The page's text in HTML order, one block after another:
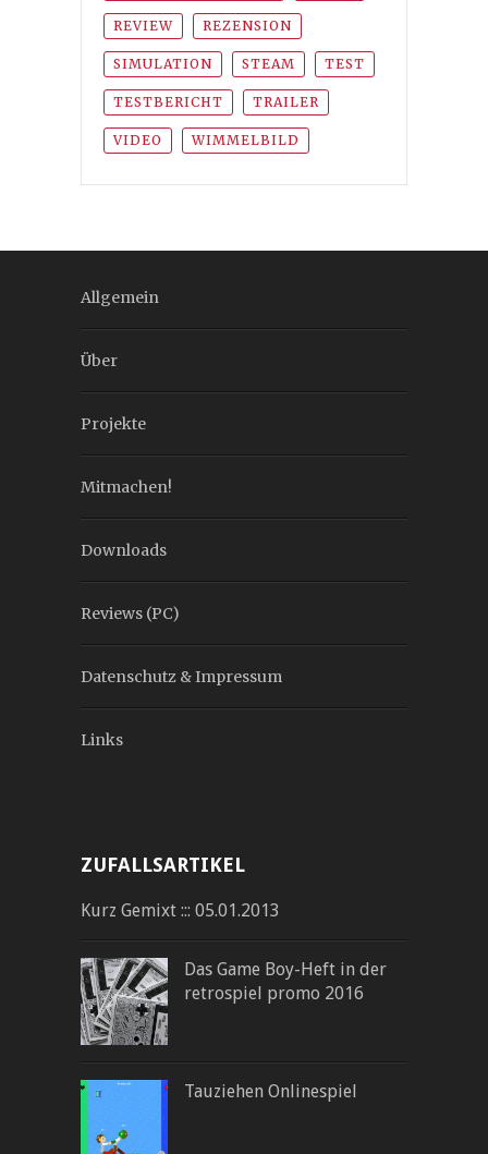
REVIEW REZENSION
SIMULATION STEAM TEST
TESTBERICHT TRAILER
VIDEO WIMMELBILD
Allgemein
Über
Projekte
Mitmachen!
Downloads
Reviews (PC)
Datenschutz & Impressum
Links
ZUFALLSARTIKEL
Kurz Gemixt ::: 05.01.2013
Das Game Boy-Heft in der
retrospiel promo 2016
Tauziehen Onlinespiel